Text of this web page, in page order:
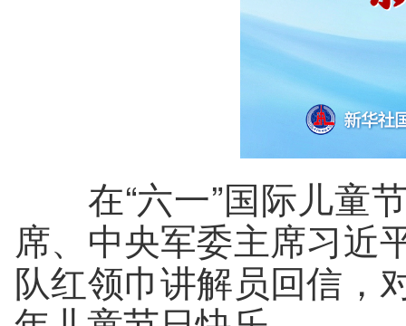
在“六一”国际儿童节
席、中央军委主席习近
队红领巾讲解员回信，